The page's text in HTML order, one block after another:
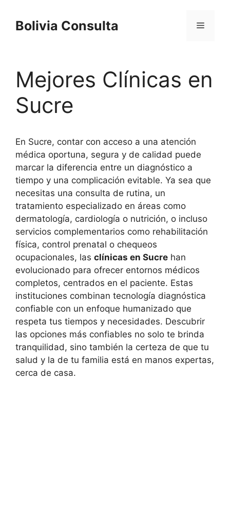
contentBolivia Consulta Menu
Mejores Clínicas en
Sucre
En Sucre, contar con acceso a una atención
médica oportuna, segura y de calidad puede
marcar la diferencia entre un diagnóstico a
tiempo y una complicación evitable. Ya sea que
necesitas una consulta de rutina, un
tratamiento especializado en áreas como
dermatología, cardiología o nutrición, o incluso
servicios complementarios como rehabilitación
física, control prenatal o chequeos
ocupacionales, las clínicas en Sucre han
evolucionado para ofrecer entornos médicos
completos, centrados en el paciente. Estas
instituciones combinan tecnología diagnóstica
confiable con un enfoque humanizado que
respeta tus tiempos y necesidades. Descubrir
las opciones más confiables no solo te brinda
tranquilidad, sino también la certeza de que tu
salud y la de tu familia está en manos expertas,
cerca de casa.